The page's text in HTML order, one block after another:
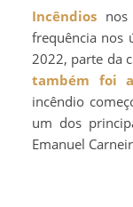
Incêndios
frequência nos
2022, parte da
também foi
incêndio
um dos
Emanuel